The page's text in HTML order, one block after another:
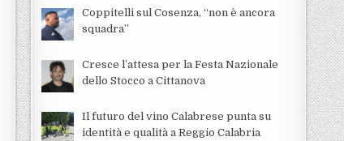
Coppitelli sul Cosenza, “non è ancora
squadra”
Cresce l’attesa per la Festa Nazionale
dello Stocco a Cittanova
Il futuro del vino Calabrese punta su
identità e qualità a Reggio Calabria